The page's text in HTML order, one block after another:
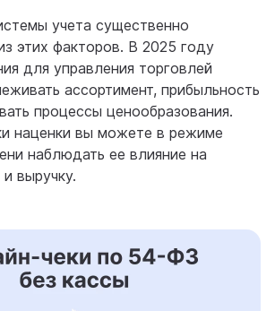
учета существенно
этих факторов. В 2025 году
для управления торговлей
ассортимент, прибыльность
процессы ценообразования.
наценки вы можете в режиме
наблюдать ее влияние на
выручку.